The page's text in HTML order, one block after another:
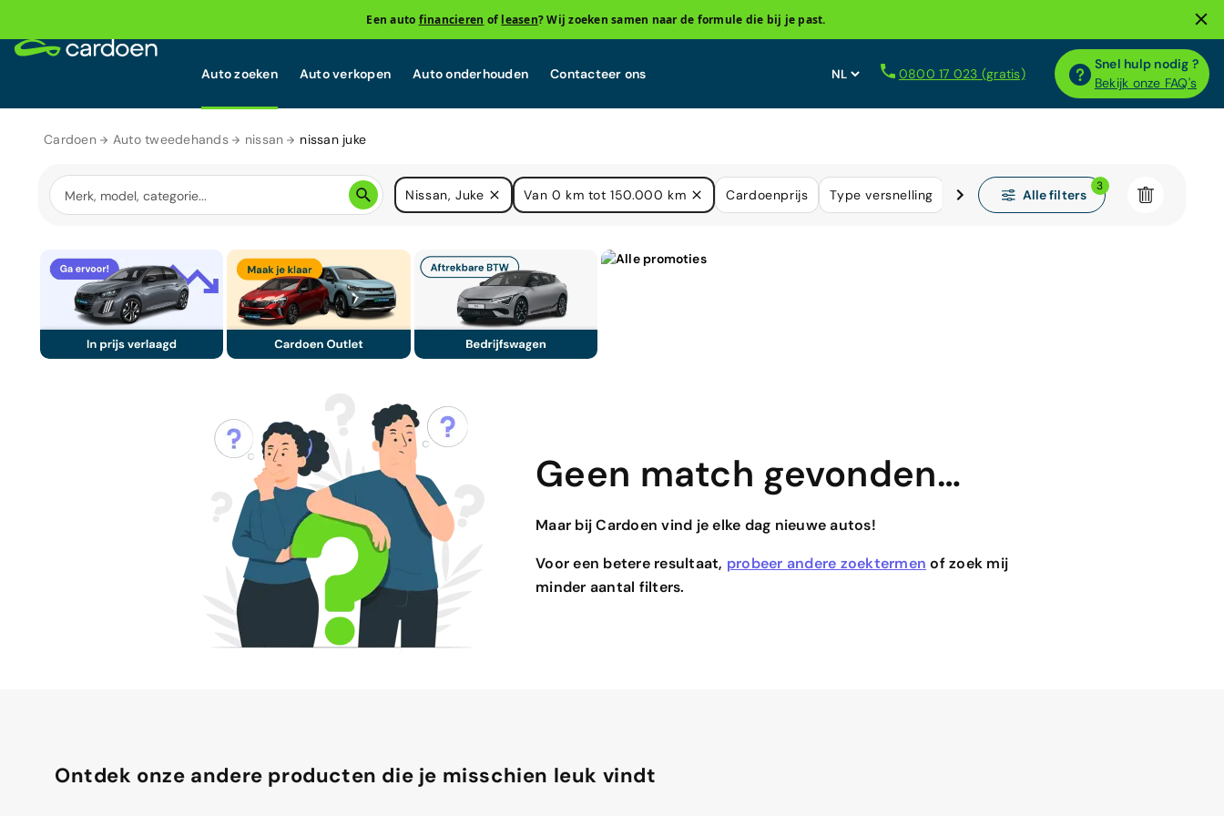
Een auto financieren of leasen? Wij zoeken samen naar de formule die bij je past.
Auto zoeken Auto verkopen Auto onderhouden Contacteer ons 0800 17 023 (gratis)
Snel hulp nodig ?
Bekijk onze FAQ's
Cardoen Auto tweedehands nissan nissan juke
Nissan, Juke Van 0 km tot 150.000 km Cardoenprijs Type versnelling Brandstof Alle filters
3
Geen match gevonden…
Maar bij Cardoen vind je elke dag nieuwe autos!
Voor een betere resultaat, probeer andere zoektermen of zoek mij
minder aantal filters.
Ontdek onze andere producten die je misschien leuk vindt